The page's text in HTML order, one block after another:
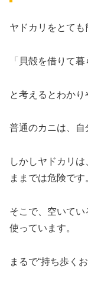
ヤドカリをとても
「貝殻を借りて
と考えるとわかり
普通のカニは、自
しかしヤドカリ
ままでは危険です
そこで、空いて
使っています。
まるで“持ち歩く